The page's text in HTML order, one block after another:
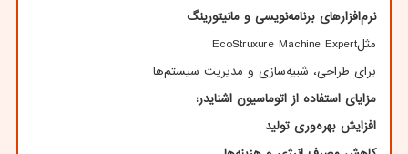
نرم‌افزارهای برنامه‌نویسی و مانیتورینگ
مثلEcoStruxure Machine Expert
برای طراحی، شبیه‌سازی و مدیریت سیستم‌ها
مزایای استفاده از اتوماسیون اشنایدر:
افزایش بهره‌وری تولید